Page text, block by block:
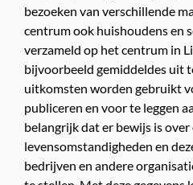
bezoeken van verschillende
centrum ook huishoudens en
verzameld op het centrum in
bijvoorbeeld gemiddeldes uit
uitkomsten worden gebruikt
publiceren en voor te leggen
belangrijk dat er bewijs is over
levensomstandigheden en
bedrijven en andere